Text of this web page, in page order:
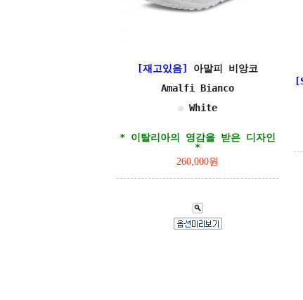
[재고있음] 아말피 비앙코
Amalfi Bianco
● White
* 이탈리아의 영감을 받은 디자인
*
260,000원